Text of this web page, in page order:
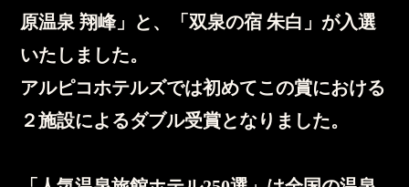
原温泉 翔峰」と、「双泉の宿 朱白」が入選
いたしました。
アルピコホテルズでは初めてこの賞における
２施設によるダブル受賞となりました。